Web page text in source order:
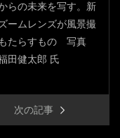
らの未来を写す。新
ームレンズが風景撮
たらすもの 写真
田健太郎 氏
次の記事